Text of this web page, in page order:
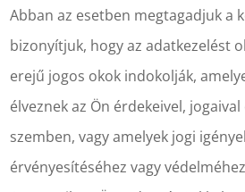
Abban az esetben megtagadjuk a
bizonyítjuk, hogy az adatkezelést
erejű jogos okok indokolják,
élveznek az Ön érdekeivel,
szemben, vagy amelyek jogi
érvényesítéséhez vagy